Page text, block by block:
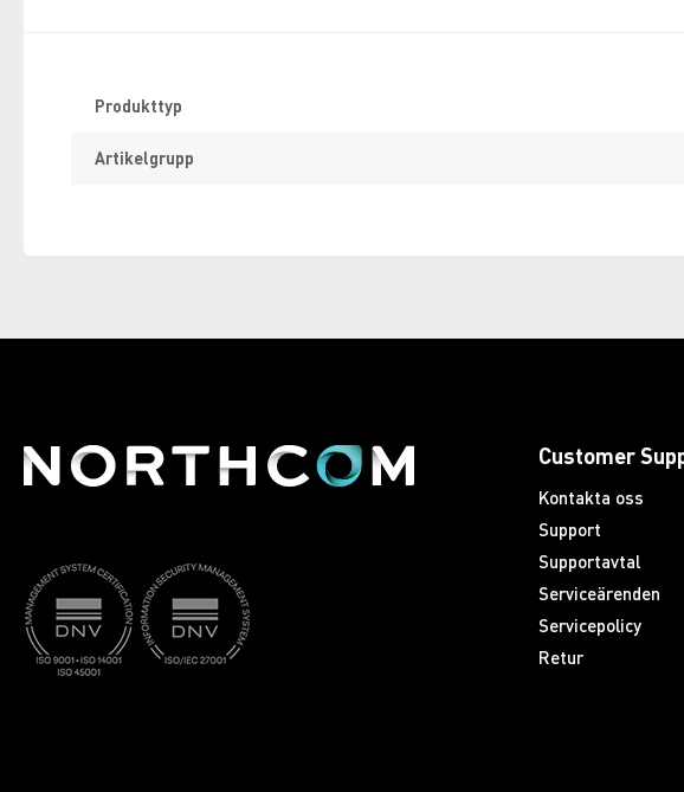
Produkttyp
Artikelgrupp
Customer
Kontakta oss
Support
Supportavtal
Serviceärenden
Servicepolicy
Retur